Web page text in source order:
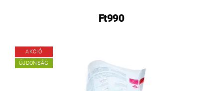
Ft990
AKCIÓ
ÚJDONSÁG